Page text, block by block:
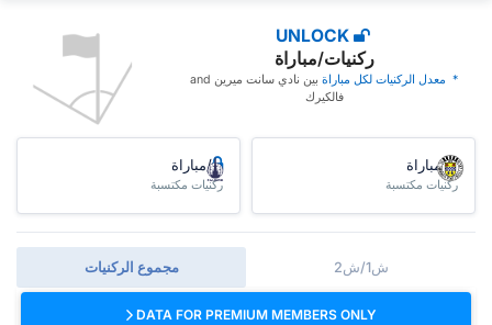
UNLOCK
ركنيات/مباراة
* ‏ ‏معدل الركنيات لكل مباراة
‏بين نادي سانت ميرين and
فالكيرك
/مباراة
ركنيات مكتسبة
/مباراة
ركنيات مكتسبة
مجموع الركنيات ش1/ش2
DATA FOR PREMIUM MEMBERS ONLY